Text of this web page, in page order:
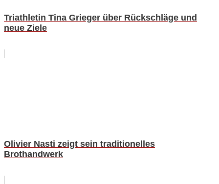
Triathletin Tina Grieger über Rückschläge und
neue Ziele
Olivier Nasti zeigt sein traditionelles
Brothandwerk